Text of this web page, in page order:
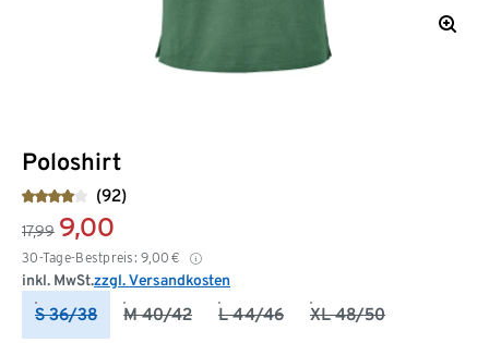
Poloshirt
(92)
17,99 9,00
30-Tage-Bestpreis: 9,00 €
inkl. MwSt.zzgl. Versandkosten
S 36/38 M 40/42 L 44/46 XL 48/50